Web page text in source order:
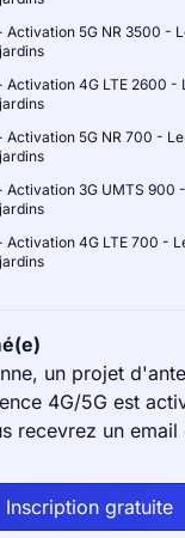
Activation 5G NR 3500 -
Activation 4G LTE 2600 -
Activation 5G NR 700 -
Activation 3G UMTS 900
Activation 4G LTE 700 -
un projet
4G/5G est
recevrez un email
Inscription gratuite